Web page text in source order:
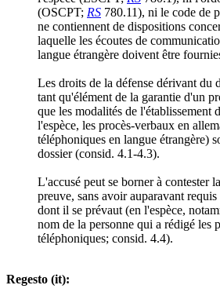
(OSCPT; RS 780.11), ni le code de
ne contiennent de dispositions
laquelle les écoutes de
langue étrangère doivent être
Les droits de la défense dérivant du
tant qu'élément de la garantie d'un
que les modalités de l'établissement
l'espèce, les procès-verbaux en
téléphoniques en langue étrangère)
dossier (consid. 4.1-4.3).
L'accusé peut se borner à contester
preuve, sans avoir auparavant
dont il se prévaut (en l'espèce,
nom de la personne qui a rédigé les
téléphoniques; consid. 4.4).
Regesto (it):